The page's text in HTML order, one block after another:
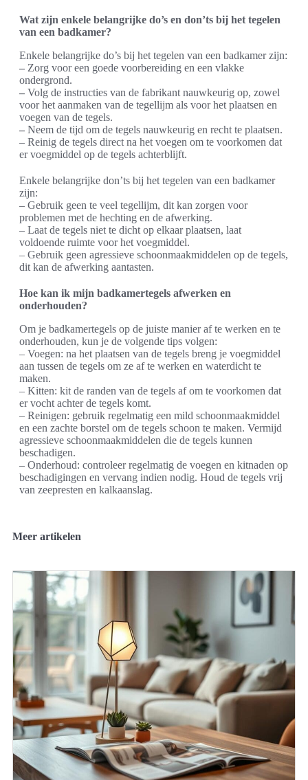
Wat zijn enkele belangrijke do’s en don’ts bij het tegelen
van een badkamer?
Enkele belangrijke do’s bij het tegelen van een badkamer zijn:
– Zorg voor een goede voorbereiding en een vlakke
ondergrond.
– Volg de instructies van de fabrikant nauwkeurig op, zowel
voor het aanmaken van de tegellijm als voor het plaatsen en
voegen van de tegels.
– Neem de tijd om de tegels nauwkeurig en recht te plaatsen.
– Reinig de tegels direct na het voegen om te voorkomen dat
er voegmiddel op de tegels achterblijft.
Enkele belangrijke don’ts bij het tegelen van een badkamer
zijn:
– Gebruik geen te veel tegellijm, dit kan zorgen voor
problemen met de hechting en de afwerking.
– Laat de tegels niet te dicht op elkaar plaatsen, laat
voldoende ruimte voor het voegmiddel.
– Gebruik geen agressieve schoonmaakmiddelen op de tegels,
dit kan de afwerking aantasten.
Hoe kan ik mijn badkamertegels afwerken en
onderhouden?
Om je badkamertegels op de juiste manier af te werken en te
onderhouden, kun je de volgende tips volgen:
– Voegen: na het plaatsen van de tegels breng je voegmiddel
aan tussen de tegels om ze af te werken en waterdicht te
maken.
– Kitten: kit de randen van de tegels af om te voorkomen dat
er vocht achter de tegels komt.
– Reinigen: gebruik regelmatig een mild schoonmaakmiddel
en een zachte borstel om de tegels schoon te maken. Vermijd
agressieve schoonmaakmiddelen die de tegels kunnen
beschadigen.
– Onderhoud: controleer regelmatig de voegen en kitnaden op
beschadigingen en vervang indien nodig. Houd de tegels vrij
van zeepresten en kalkaanslag.
Meer artikelen